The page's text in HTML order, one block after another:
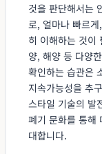
것을 판단해서는
로, 얼마나 빠르
히 이해하는 것이
양, 해양 등 다양
확인하는 습관은
지속가능성을 추
스타일 기술의 발
폐기 문화를 통해
대합니다.